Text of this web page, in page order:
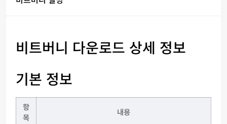
비트버니 다운로드 상세 정보
기본 정보
항
목
내용